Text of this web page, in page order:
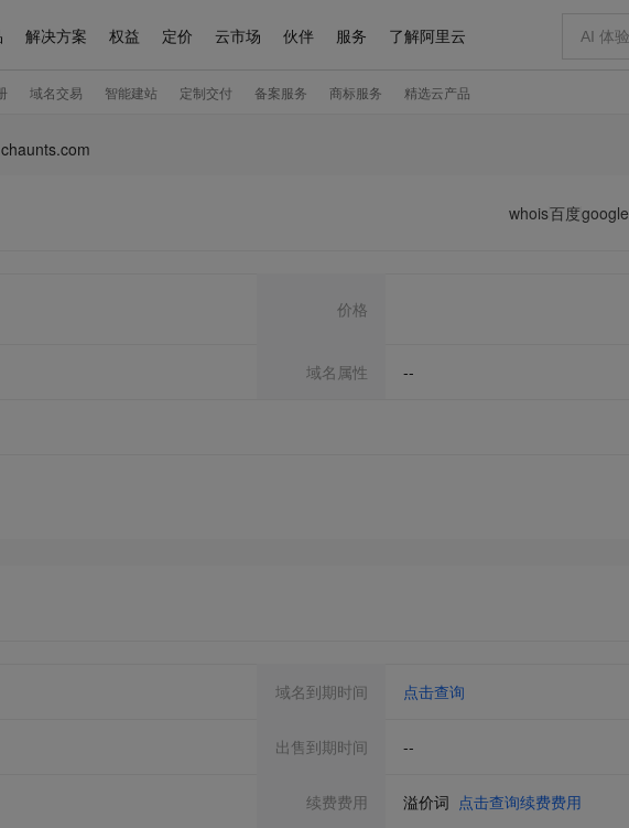
chaunts.com
whois百度google
价格
域名属性 --
域名到期时间 点击查询
出售到期时间 --
续费费用 溢价词 点击查询续费费用